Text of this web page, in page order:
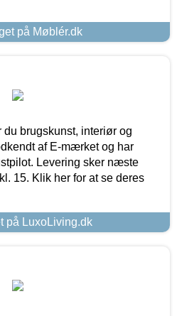
på Møblér.dk
brugskunst, interiør og
af E-mærket og har
Levering sker næste
15. Klik her for at se deres
på LuxoLiving.dk